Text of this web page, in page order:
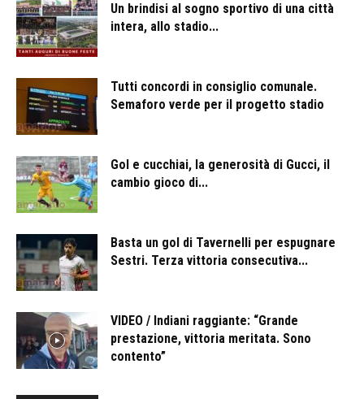
Un brindisi al sogno sportivo di una città
intera, allo stadio...
Tutti concordi in consiglio comunale.
Semaforo verde per il progetto stadio
Gol e cucchiai, la generosità di Gucci, il
cambio gioco di...
Basta un gol di Tavernelli per espugnare
Sestri. Terza vittoria consecutiva...
VIDEO / Indiani raggiante: “Grande
prestazione, vittoria meritata. Sono
contento”